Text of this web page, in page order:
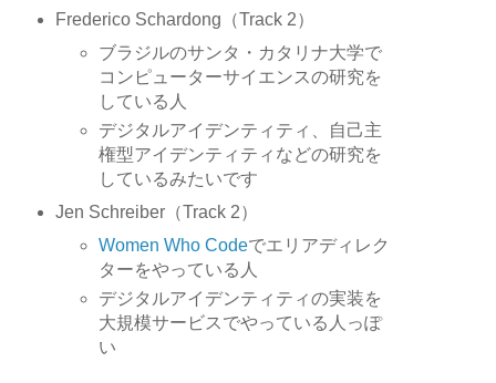
Frederico Schardong（Track 2）
ブラジルのサンタ・カタリナ大学で
コンピューターサイエンスの研究を
している人
デジタルアイデンティティ、自己主
権型アイデンティティなどの研究を
しているみたいです
Jen Schreiber（Track 2）
Women Who Codeでエリアディレク
ターをやっている人
デジタルアイデンティティの実装を
大規模サービスでやっている人っぽ
い